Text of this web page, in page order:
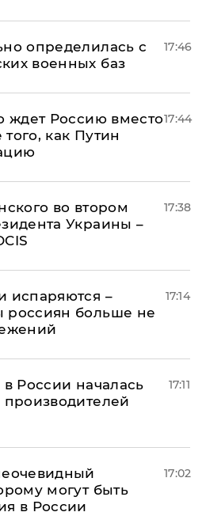
определилась с
военных баз
17:46
ждет Россию вместо
как Путин
17:44
во втором
Украины –
17:38
испаряются –
россиян больше не
17:14
России началась
производителей
17:11
могут быть
в России
17:02